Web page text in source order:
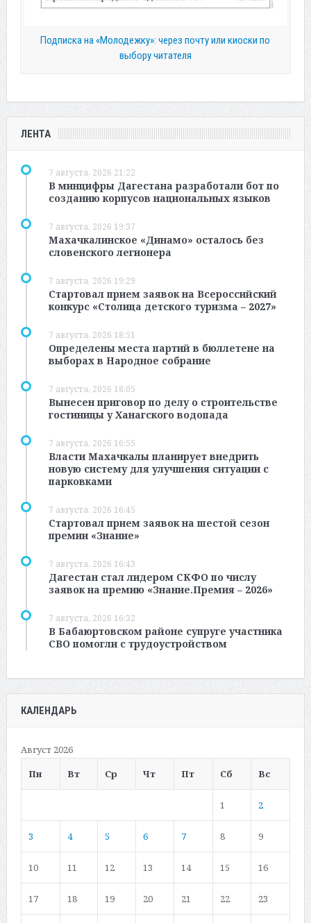
Подписка на «Молодежку»: через почту или киоски по
выбору читателя
ЛЕНТА
7 августа, 2026 21:22
В минцифры Дагестана разработали бот по
созданию корпусов национальных языков
7 августа, 2026 19:37
Махачкалинское «Динамо» осталось без
словенского легионера
7 августа, 2026 19:29
Стартовал прием заявок на Всероссийский
конкурс «Столица детского туризма – 2027»
7 августа, 2026 18:51
Определены места партий в бюллетене на
выборах в Народное собрание
7 августа, 2026 18:05
Вынесен приговор по делу о строительстве
гостиницы у Ханагского водопада
7 августа, 2026 16:55
Власти Махачкалы планирует внедрить
новую систему для улучшения ситуации с
парковками
7 августа, 2026 16:45
Стартовал прием заявок на шестой сезон
премии «Знание»
7 августа, 2026 16:43
Дагестан стал лидером СКФО по числу
заявок на премию «Знание.Премия – 2026»
7 августа, 2026 16:32
В Бабаюртовском районе супруге участника
СВО помогли с трудоустройством
КАЛЕНДАРЬ
Август 2026
Пн
Вт Ср Чт Пт Сб Вс
1 2
3 4 5 6 7 8 9
10 11 12 13 14 15 16
17 18 19 20 21 22 23